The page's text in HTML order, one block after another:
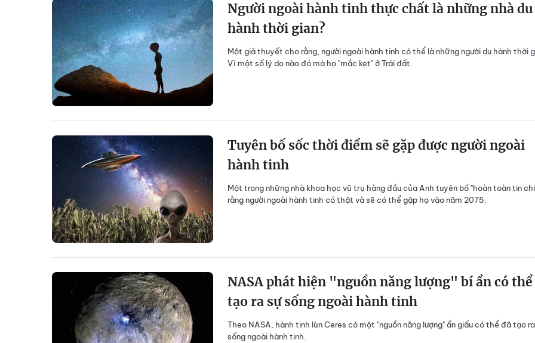
Người ngoài hành tinh thực chất là những nhà du
hành thời gian?
Một giả thuyết cho rằng, người ngoài hành tinh có thể là những người du hành thời
Vì một số lý do nào đó mà họ "mắc kẹt" ở Trái đất.
Tuyên bố sốc thời điểm sẽ gặp được người ngoài
hành tinh
Một trong những nhà khoa học vũ trụ hàng đầu của Anh tuyên bố "hoàn toàn tin
rằng người ngoài hành tinh có thật và sẽ có thể gặp họ vào năm 2075.
NASA phát hiện "nguồn năng lượng" bí ẩn có thể
tạo ra sự sống ngoài hành tinh
Theo NASA, hành tinh lùn Ceres có một "nguồn năng lượng" ẩn giấu có thể đã tạo
sống ngoài hành tinh.